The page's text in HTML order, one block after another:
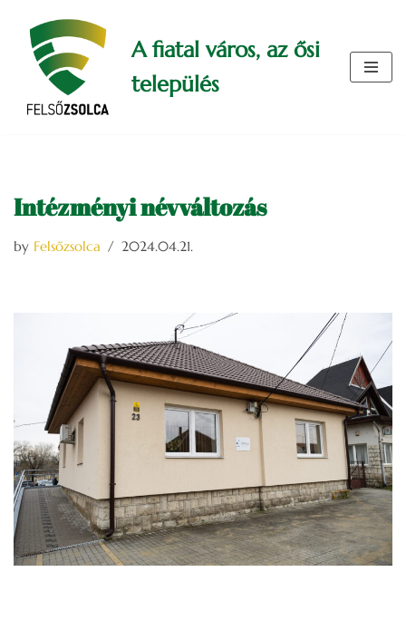
Skip
content
A fiatal város, az ősi
település
Intézményi névváltozás
by Felsőzsolca 2024.04.21.